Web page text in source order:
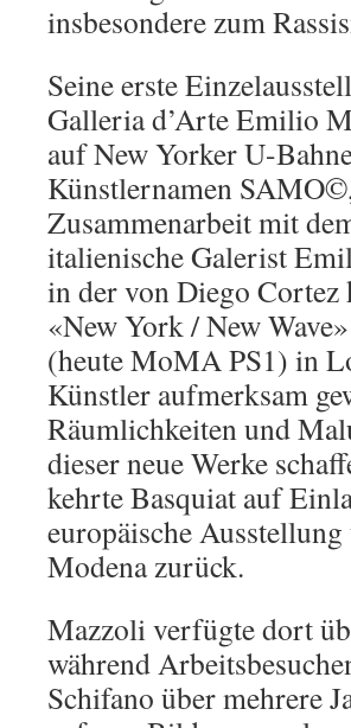
insbesondere zum
Seine erste
Galleria d’Arte Emilio
auf New Yorker U-
Künstlernamen
Zusammenarbeit mit
italienische Galerist
in der von Diego
«New York / New
(heute MoMA PS1) in
Künstler aufmerksam
Räumlichkeiten und
dieser neue Werke
kehrte Basquiat auf
europäische
Modena zurück.
Mazzoli verfügte dort
während
Schifano über mehrere